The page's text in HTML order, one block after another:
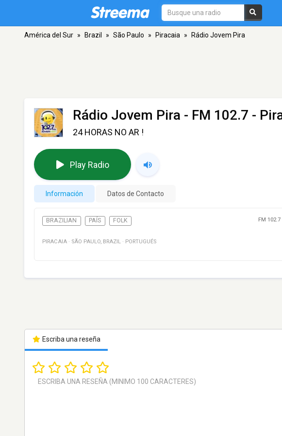
América del Sur » Brazil » São Paulo » Piracaia » Rádio Jovem Pira
Rádio Jovem Pira - FM 102.7 -
24 HORAS NO AR !
Play Radio
Información Datos de Contacto
BRAZILIAN PAÍS FOLK FM 102.7
PIRACAIA · SÃO PAULO, BRAZIL · PORTUGUÉS
Escriba una reseña